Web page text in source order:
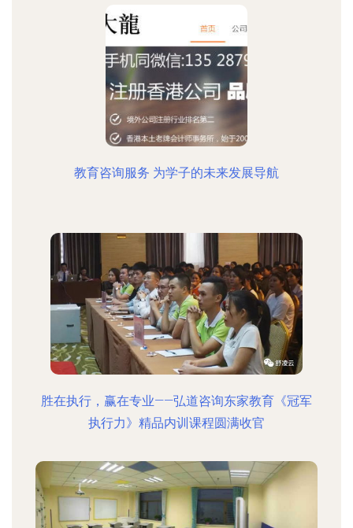
教育咨询服务 为学子的未来发展导航
胜在执行，赢在专业——弘道咨询东家教育《冠军
执行力》精品内训课程圆满收官